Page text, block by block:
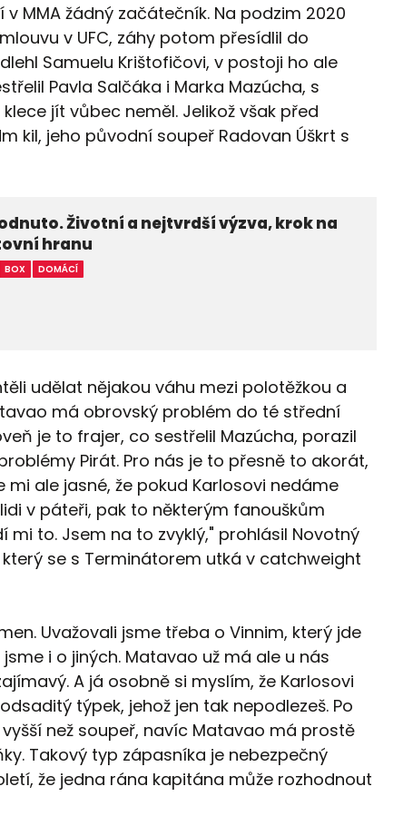
MMA žádný začátečník. Na podzim 2020
v UFC, záhy potom přesídlil do
Samuelu Krištofičovi, v postoji ho ale
Pavla Salčáka i Marka Mazúcha, s
jít vůbec neměl. Jelikož však před
kil, jeho původní soupeř Radovan Úškrt s
Životní a nejtvrdší výzva, krok na
hranu
BOX DOMÁCÍ
udělat nějakou váhu mezi polotěžkou a
má obrovský problém do té střední
je to frajer, co sestřelil Mazúcha, porazil
Pirát. Pro nás je to přesně to akorát,
ale jasné, že pokud Karlosovi nedáme
v páteři, pak to některým fanouškům
mi to. Jsem na to zvyklý," prohlásil Novotný
se s Terminátorem utká v catchweight
Uvažovali jsme třeba o Vinnim, který jde
i o jiných. Matavao už má ale u nás
A já osobně si myslím, že Karlosovi
týpek, jehož jen tak nepodlezeš. Po
než soupeř, navíc Matavao má prostě
Takový typ zápasníka je nebezpečný
že jedna rána kapitána může rozhodnout